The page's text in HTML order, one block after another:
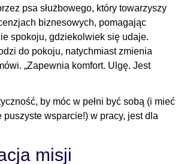
psa służbowego, który towarzyszy
biznesowych, pomagając
spokoju, gdziekolwiek się udaje.
do pokoju, natychmiast zmienia
„Zapewnia komfort. Ulgę. Jest
by móc w pełni być sobą (i mieć
puszyste wsparcie!) w pracy, jest dla
misji